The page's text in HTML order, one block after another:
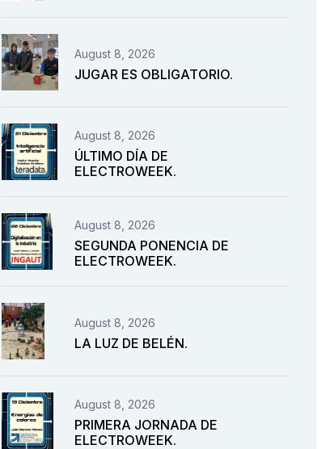
August 8, 2026
JUGAR ES OBLIGATORIO.
August 8, 2026
ÚLTIMO DÍA DE
ELECTROWEEK.
August 8, 2026
SEGUNDA PONENCIA DE
ELECTROWEEK.
August 8, 2026
LA LUZ DE BELÉN.
August 8, 2026
PRIMERA JORNADA DE
ELECTROWEEK.